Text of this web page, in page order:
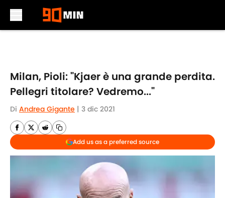
Milan, Pioli: "Kjaer è una grande perdita.
Pellegri titolare? Vedremo..."
Di Andrea Gigante | 3 dic 2021
Add us as a preferred source